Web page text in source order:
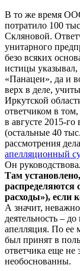
В то же время
потратило 100
Скляновой.
унитарного
безо всяких
истицы указывал,
«Панацеи», да и
верх в деле,
Иркутской
ответчиком в
в августе 2015-
(остальные 40
рассмотрения
апелляционный
Он
Там
распределяются
расходы»), если
А значит,
деятельность –
апелляция. По ее
был принят в
ответчика еще не
необоснованны.